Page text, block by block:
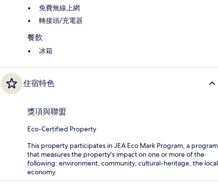
免費無線上網
轉接頭/充電器
餐飲
冰箱
住宿特色
獎項與聯盟
Eco-Certified Property
This property participates in JEA Eco Mark Program, a program
that measures the property's impact on one or more of the
following: environment, community, cultural-heritage, the local
economy.